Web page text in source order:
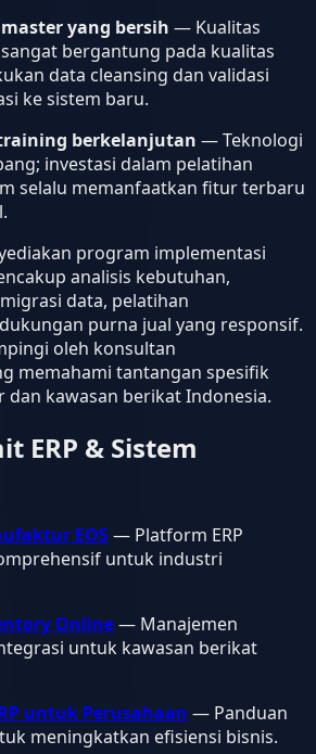
yang bersih — Kualitas
bergantung pada kualitas
data cleansing dan validasi
ke sistem baru.
berkelanjutan — Teknologi
investasi dalam pelatihan
selalu memanfaatkan fitur terbaru
program implementasi
analisis kebutuhan,
data, pelatihan
purna jual yang responsif.
oleh konsultan
memahami tantangan spesifik
kawasan berikat Indonesia.
ERP & Sistem
EOS— Platform ERP
untuk industri
Online— Manajemen
untuk kawasan berikat
untuk Perusahaan — Panduan
meningkatkan efisiensi bisnis.